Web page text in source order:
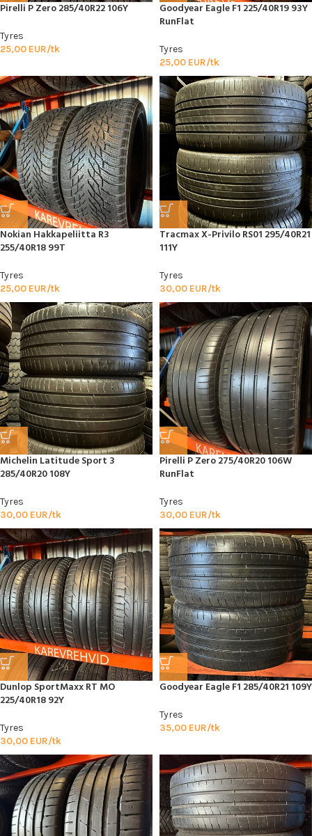
Pirelli P Zero 285/40R22 106Y
Tyres
25,00 EUR/tk
Goodyear Eagle F1 225/40R19 93Y
RunFlat
Tyres
25,00 EUR/tk
Nokian Hakkapeliitta R3
255/40R18 99T
Tyres
25,00 EUR/tk
Tracmax X-Privilo RS01 295/40R21
111Y
Tyres
30,00 EUR/tk
Michelin Latitude Sport 3
285/40R20 108Y
Tyres
30,00 EUR/tk
Pirelli P Zero 275/40R20 106W
RunFlat
Tyres
30,00 EUR/tk
Dunlop SportMaxx RT MO
225/40R18 92Y
Tyres
30,00 EUR/tk
Goodyear Eagle F1 285/40R21 109Y
Tyres
35,00 EUR/tk